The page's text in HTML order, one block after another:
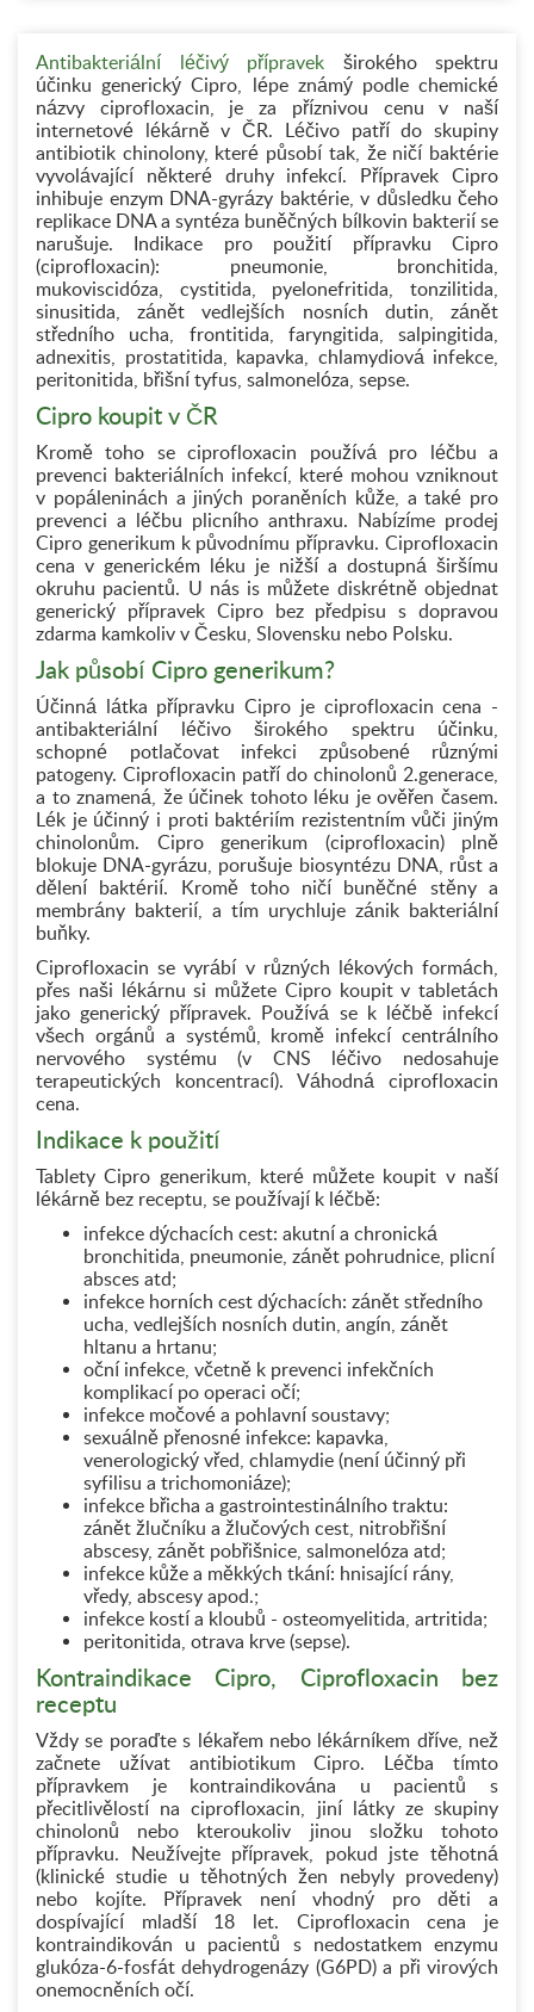
Antibakteriální léčivý přípravek širokého spektru
účinku generický Cipro, lépe známý podle chemické
názvy ciprofloxacin, je za příznivou cenu v naší
internetové lékárně v ČR. Léčivo patří do skupiny
antibiotik chinolony, které působí tak, že ničí baktérie
vyvolávající některé druhy infekcí. Přípravek Cipro
inhibuje enzym DNA-gyrázy baktérie, v důsledku čeho
replikace DNA a syntéza buněčných bílkovin bakterií se
narušuje. Indikace pro použití přípravku Cipro
(ciprofloxacin): pneumonie, bronchitida,
mukoviscidóza, cystitida, pyelonefritida, tonzilitida,
sinusitida, zánět vedlejších nosních dutin, zánět
středního ucha, frontitida, faryngitida, salpingitida,
adnexitis, prostatitida, kapavka, chlamydiová infekce,
peritonitida, břišní tyfus, salmonelóza, sepse.
Cipro koupit v ČR
Kromě toho se ciprofloxacin používá pro léčbu a
prevenci bakteriálních infekcí, které mohou vzniknout
v popáleninách a jiných poraněních kůže, a také pro
prevenci a léčbu plicního anthraxu. Nabízíme prodej
Cipro generikum k původnímu přípravku. Ciprofloxacin
cena v generickém léku je nižší a dostupná širšímu
okruhu pacientů. U nás is můžete diskrétně objednat
generický přípravek Cipro bez předpisu s dopravou
zdarma kamkoliv v Česku, Slovensku nebo Polsku.
Jak působí Cipro generikum?
Účinná látka přípravku Cipro je ciprofloxacin cena -
antibakteriální léčivo širokého spektru účinku,
schopné potlačovat infekci způsobené různými
patogeny. Ciprofloxacin patří do chinolonů 2.generace,
a to znamená, že účinek tohoto léku je ověřen časem.
Lék je účinný i proti baktériím rezistentním vůči jiným
chinolonům. Cipro generikum (ciprofloxacin) plně
blokuje DNA-gyrázu, porušuje biosyntézu DNA, růst a
dělení baktérií. Kromě toho ničí buněčné stěny a
membrány bakterií, a tím urychluje zánik bakteriální
buňky.
Ciprofloxacin se vyrábí v různých lékových formách,
přes naši lékárnu si můžete Cipro koupit v tabletách
jako generický přípravek. Používá se k léčbě infekcí
všech orgánů a systémů, kromě infekcí centrálního
nervového systému (v CNS léčivo nedosahuje
terapeutických koncentrací). Váhodná ciprofloxacin
cena.
Indikace k použití
Tablety Cipro generikum, které můžete koupit v naší
lékárně bez receptu, se používají k léčbě:
infekce dýchacích cest: akutní a chronická
bronchitida, pneumonie, zánět pohrudnice, plicní
absces atd;
infekce horních cest dýchacích: zánět středního
ucha, vedlejších nosních dutin, angín, zánět
hltanu a hrtanu;
oční infekce, včetně k prevenci infekčních
komplikací po operaci očí;
infekce močové a pohlavní soustavy;
sexuálně přenosné infekce: kapavka,
venerologický vřed, chlamydie (není účinný při
syfilisu a trichomoniáze);
infekce břicha a gastrointestinálního traktu:
zánět žlučníku a žlučových cest, nitrobřišní
abscesy, zánět pobřišnice, salmonelóza atd;
infekce kůže a měkkých tkání: hnisající rány,
vředy, abscesy apod.;
infekce kostí a kloubů - osteomyelitida, artritida;
peritonitida, otrava krve (sepse).
Kontraindikace Cipro, Ciprofloxacin bez
receptu
Vždy se poraďte s lékařem nebo lékárníkem dříve, než
začnete užívat antibiotikum Cipro. Léčba tímto
přípravkem je kontraindikována u pacientů s
přecitlivělostí na ciprofloxacin, jiní látky ze skupiny
chinolonů nebo kteroukoliv jinou složku tohoto
přípravku. Neužívejte přípravek, pokud jste těhotná
(klinické studie u těhotných žen nebyly provedeny)
nebo kojíte. Přípravek není vhodný pro děti a
dospívající mladší 18 let. Ciprofloxacin cena je
kontraindikován u pacientů s nedostatkem enzymu
glukóza-6-fosfát dehydrogenázy (G6PD) a při virových
onemocněních očí.